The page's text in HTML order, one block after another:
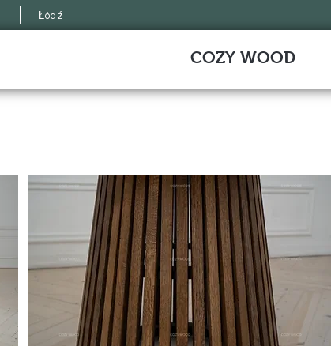
Łódź
COZY WOOD